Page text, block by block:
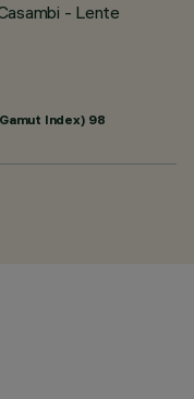
- Lente
Index) 98